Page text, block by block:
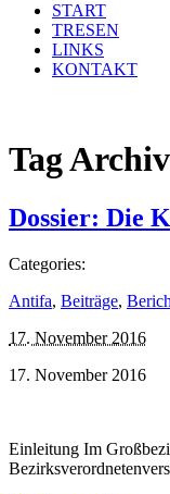
START
TRESEN
LINKS
KONTAKT
Tag
Dossier: Die
Categories:
Antifa, Beiträge,
17. November 2016
17. November 2016
Einleitung Im